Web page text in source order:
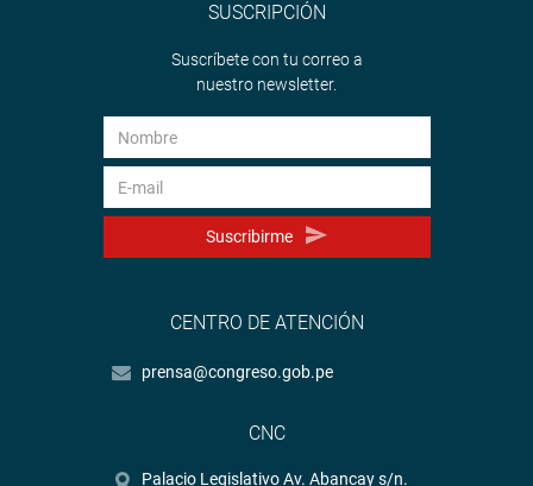
SUSCRIPCIÓN
Suscríbete con tu correo a
nuestro newsletter.
Suscribirme
CENTRO DE ATENCIÓN
prensa@congreso.gob.pe
CNC
Palacio Legislativo Av. Abancay s/n.